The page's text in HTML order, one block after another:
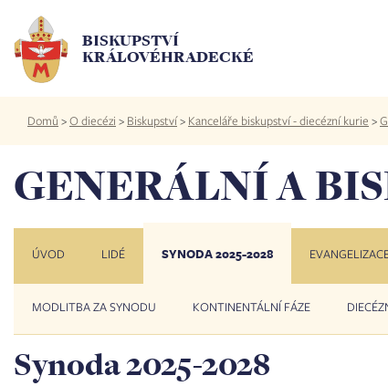
hlavnímu
obsahu
BISKUPSTVÍ
KRÁLOVÉHRADECKÉ
Drobečková
navigace
Domů >O diecézi > Biskupství> Kanceláře biskupství - diecézní kurie >
GENERÁLNÍ A
ÚVOD LIDÉ SYNODA 2025-2028
MODLITBA ZA SYNODU KONTINENTÁLNÍ FÁZE
CHYSTANÉ
EVANGELIZAČNÍ
POMOCNÍK
EUCHARISTIE
Synoda 2025-2028